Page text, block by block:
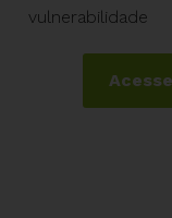
vulnerabilidade